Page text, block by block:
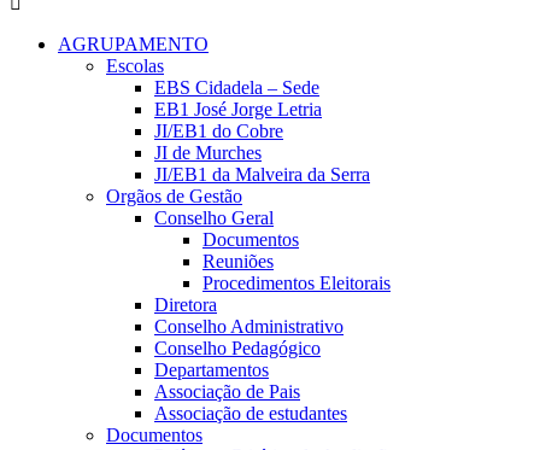
AGRUPAMENTO
Escolas
EBS Cidadela – Sede
EB1 José Jorge Letria
JI/EB1 do Cobre
JI de Murches
JI/EB1 da Malveira da Serra
Orgãos de Gestão
Conselho Geral
Documentos
Reuniões
Procedimentos Eleitorais
Diretora
Conselho Administrativo
Conselho Pedagógico
Departamentos
Associação de Pais
Associação de estudantes
Documentos